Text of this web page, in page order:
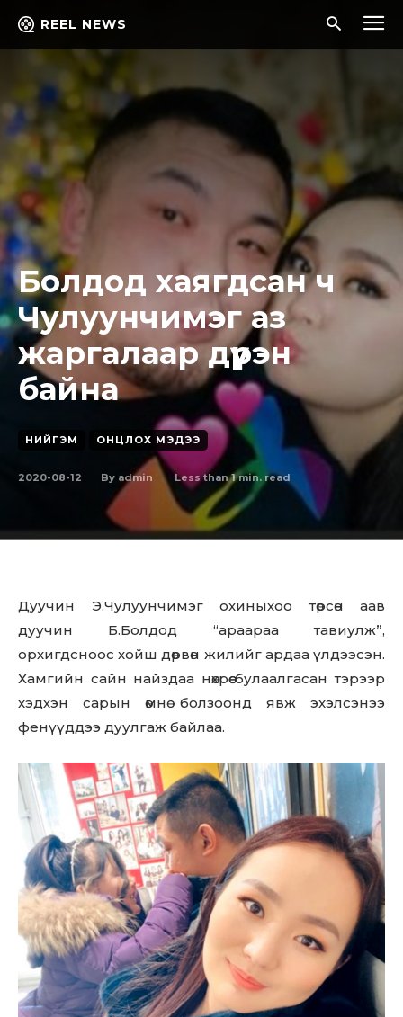
REEL NEWS
Болдод хаягдсан ч
Чулуунчимэг аз
жаргалаар дүүрэн
байна
НИЙГЭМ ОНЦЛОХ МЭДЭЭ
2020-08-12 By admin Less than 1min. read
Дуучин Э.Чулуунчимэг охиныхоо төрсөн аав
дуучин Б.Болдод “араараа тавиулж”,
орхигдсноос хойш дөрвөн жилийг ардаа үлдээсэн.
Хамгийн сайн найздаа нөхрөө булаалгасан тэрээр
хэдхэн сарын өмнө болзоонд явж эхэлсэнээ
фенүүддээ дуулгаж байлаа.